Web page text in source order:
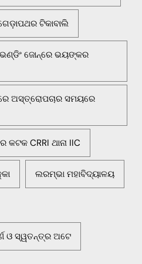
ଟିକାବାଲି
ଜୋନ୍‌ରେ ଭୟଙ୍କର
ଅସ୍ତ୍ରୋପଚାର ସମୟରେ
କଟକ CRRI ଥାନା IIC
ଲରମ୍ଭା ମହାବିଦ୍ୟାଳୟ
ଓ ସ୍ୱତନ୍ତ୍ର ଅଟେ